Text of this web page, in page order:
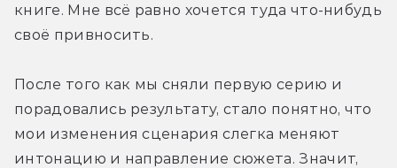
книге. Мне всё равно хочется туда что-нибудь
своё привносить.
После того как мы сняли первую серию и
порадовались результату, стало понятно, что
мои изменения сценария слегка меняют
интонацию и направление сюжета. Значит,